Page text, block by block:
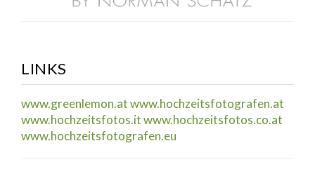
LINKS
www.greenlemon.atwww.hochzeitsfotografen.at
www.hochzeitsfotos.itwww.hochzeitsfotos.co.at
www.hochzeitsfotografen.eu